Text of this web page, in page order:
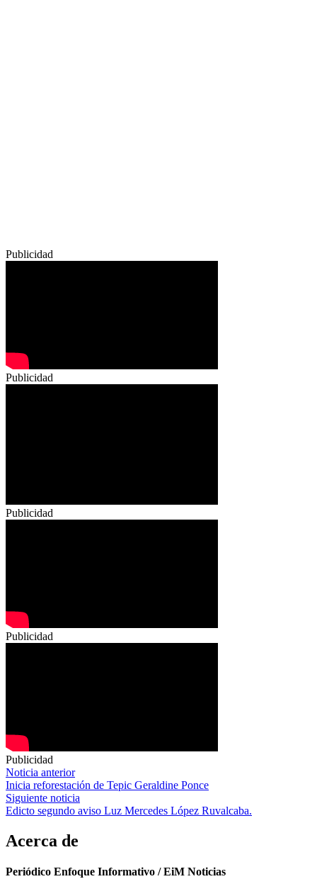
Publicidad
Publicidad
Publicidad
Publicidad
Publicidad
Navegación
de
entradas
Noticia anterior
Inicia reforestación de Tepic Geraldine Ponce
Siguiente noticia
Edicto segundo aviso Luz Mercedes López Ruvalcaba.
Acerca de
Periódico Enfoque Informativo / EiM Noticias